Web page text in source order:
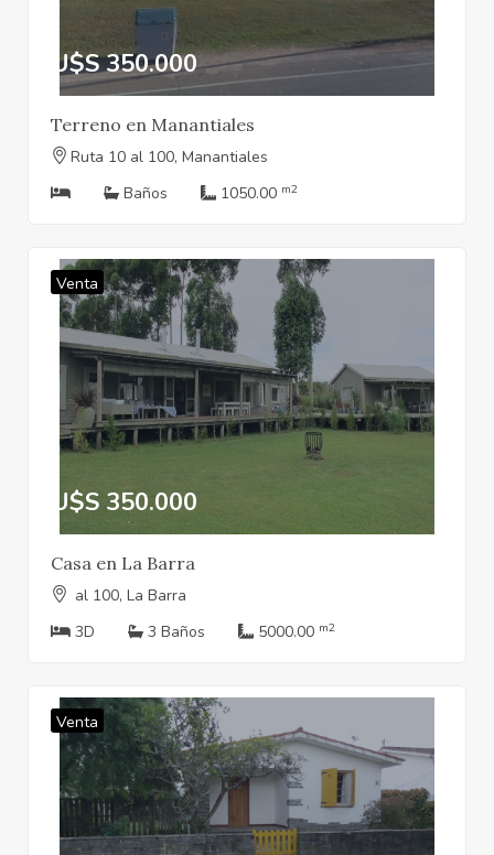
U$S 350.000
Terreno en Manantiales
Ruta 10 al 100, Manantiales
Baños
1050.00 m2
Venta
U$S 350.000
Casa en La Barra
al 100, La Barra
3D
3 Baños 5000.00 m2
Venta